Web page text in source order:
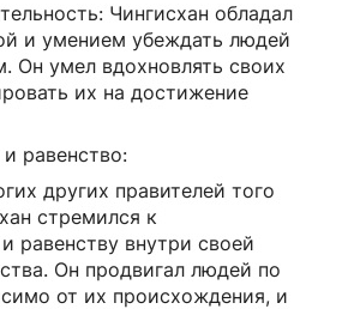
Чингисхан обладал
и умением убеждать людей
Он умел вдохновлять своих
их на достижение
равенство:
других правителей того
стремился к
равенству внутри своей
Он продвигал людей по
от их происхождения, и